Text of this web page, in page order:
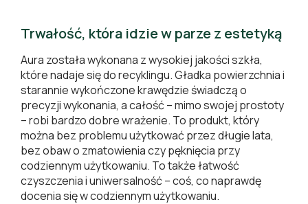
Trwałość, która idzie w parze z estetyką
Aura została wykonana z wysokiej jakości szkła,
które nadaje się do recyklingu. Gładka powierzchnia i
starannie wykończone krawędzie świadczą o
precyzji wykonania, a całość – mimo swojej prostoty
– robi bardzo dobre wrażenie. To produkt, który
można bez problemu użytkować przez długie lata,
bez obaw o zmatowienia czy pęknięcia przy
codziennym użytkowaniu. To także łatwość
czyszczenia i uniwersalność – coś, co naprawdę
docenia się w codziennym użytkowaniu.